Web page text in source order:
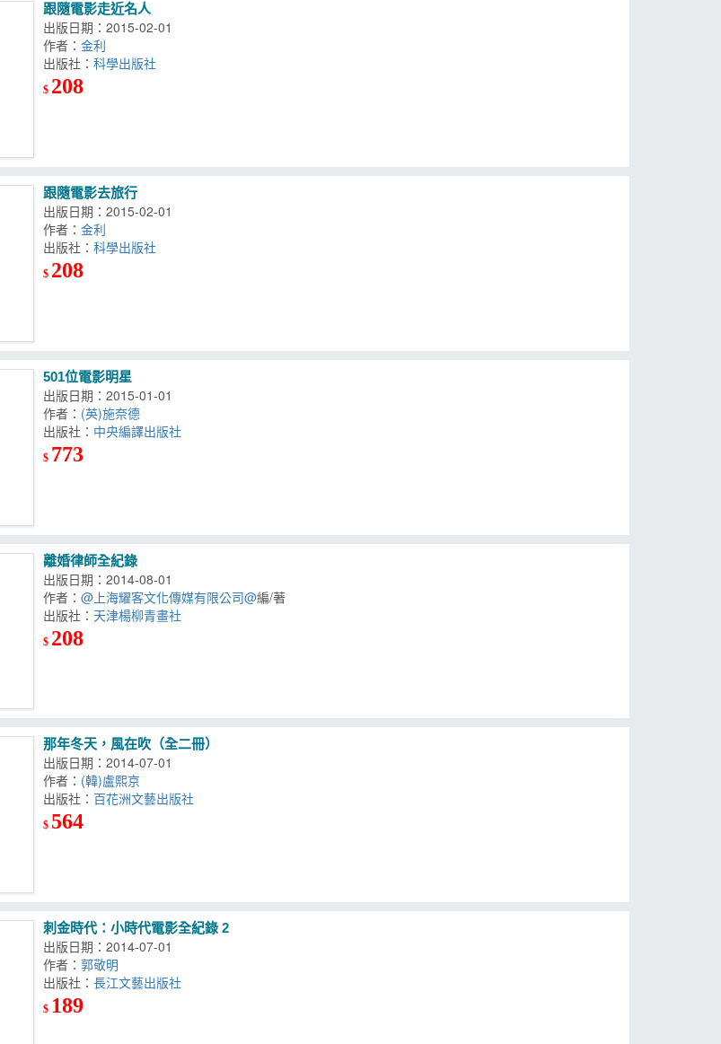
跟隨電影走近名人
出版日期：2015-02-01
作者：金利
出版社：科學出版社
$ 208
跟隨電影去旅行
出版日期：2015-02-01
作者：金利
出版社：科學出版社
$ 208
501位電影明星
出版日期：2015-01-01
作者： (英)施奈德
出版社： 中央編譯出版社
$ 773
離婚律師全紀錄
出版日期：2014-08-01
作者：@上海耀客文化傳媒有限公司@編/著
出版社： 天津楊柳青畫社
$ 208
那年冬天，風在吹（全二冊）
出版日期：2014-07-01
作者： (韓)盧熙京
出版社： 百花洲文藝出版社
$ 564
刺金時代：小時代電影全紀錄 2
出版日期：2014-07-01
作者：郭敬明
出版社：長江文藝出版社
$ 189